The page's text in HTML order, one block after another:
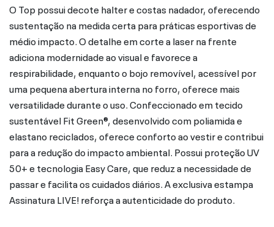
O Top possui decote halter e costas nadador, oferecendo
sustentação na medida certa para práticas esportivas de
médio impacto. O detalhe em corte a laser na frente
adiciona modernidade ao visual e favorece a
respirabilidade, enquanto o bojo removível, acessível por
uma pequena abertura interna no forro, oferece mais
versatilidade durante o uso. Confeccionado em tecido
sustentável Fit Green®, desenvolvido com poliamida e
elastano reciclados, oferece conforto ao vestir e contribui
para a redução do impacto ambiental. Possui proteção UV
50+ e tecnologia Easy Care, que reduz a necessidade de
passar e facilita os cuidados diários. A exclusiva estampa
Assinatura LIVE! reforça a autenticidade do produto.